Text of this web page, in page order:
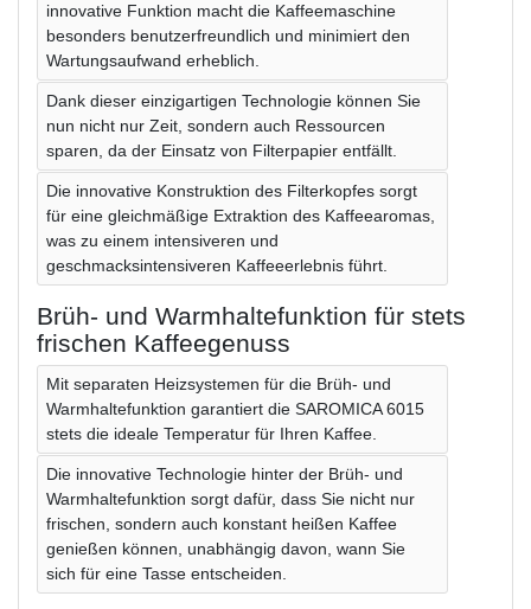
innovative Funktion macht die Kaffeemaschine
besonders benutzerfreundlich und minimiert den
Wartungsaufwand erheblich.
Dank dieser einzigartigen Technologie können Sie
nun nicht nur Zeit, sondern auch Ressourcen
sparen, da der Einsatz von Filterpapier entfällt.
Die innovative Konstruktion des Filterkopfes sorgt
für eine gleichmäßige Extraktion des Kaffeearomas,
was zu einem intensiveren und
geschmacksintensiveren Kaffeeerlebnis führt.
Brüh- und Warmhaltefunktion für stets
frischen Kaffeegenuss
Mit separaten Heizsystemen für die Brüh- und
Warmhaltefunktion garantiert die SAROMICA 6015
stets die ideale Temperatur für Ihren Kaffee.
Die innovative Technologie hinter der Brüh- und
Warmhaltefunktion sorgt dafür, dass Sie nicht nur
frischen, sondern auch konstant heißen Kaffee
genießen können, unabhängig davon, wann Sie
sich für eine Tasse entscheiden.